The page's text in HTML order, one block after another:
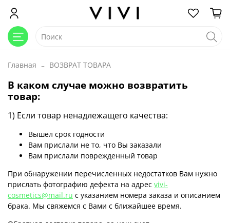
Главная ВОЗВРАТ ТОВАРА
В каком случае можно возвратить
товар:
1) Если товар ненадлежащего качества:
Вышел срок годности
Вам прислали не то, что Вы заказали
Вам прислали поврежденный товар
При обнаружении перечисленных недостатков Вам нужно
прислать фотографию дефекта на адрес vivi-
cosmetics@mail.ru с указанием номера заказа и описанием
брака. Мы свяжемся с Вами с ближайшее время.